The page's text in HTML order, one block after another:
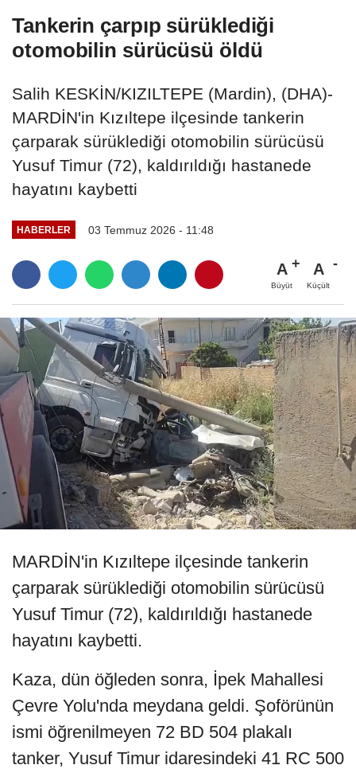
Tankerin çarpıp sürüklediği
otomobilin sürücüsü öldü
Salih KESKİN/KIZILTEPE (Mardin), (DHA)-
MARDİN'in Kızıltepe ilçesinde tankerin
çarparak sürüklediği otomobilin sürücüsü
Yusuf Timur (72), kaldırıldığı hastanede
hayatını kaybetti
HABERLER 03 Temmuz 2026 - 11:48
A
Büyüt
A
Küçült
MARDİN'in Kızıltepe ilçesinde tankerin
çarparak sürüklediği otomobilin sürücüsü
Yusuf Timur (72), kaldırıldığı hastanede
hayatını kaybetti.
Kaza, dün öğleden sonra, İpek Mahallesi
Çevre Yolu'nda meydana geldi. Şoförünün
ismi öğrenilmeyen 72 BD 504 plakalı
tanker, Yusuf Timur idaresindeki 41 RC 500